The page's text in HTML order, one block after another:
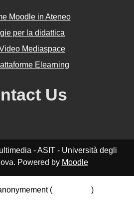
Moodle in Ateneo
per la didattica
Mediaspace
Elearning
Us
- ASIT - Università degli
Powered by Moodle
(
)